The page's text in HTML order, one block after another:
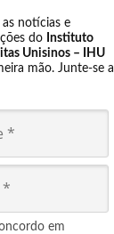
as notícias e
do Instituto
Unisinos – IHU
mão. Junte-se a
em